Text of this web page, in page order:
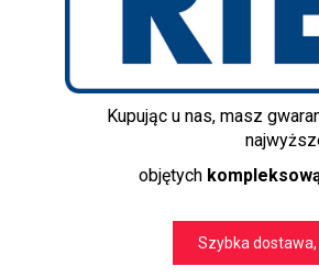
Kupując u nas, masz
objętych
Szybka
ceramicznych 3-częściowy
Riess Kristalblau